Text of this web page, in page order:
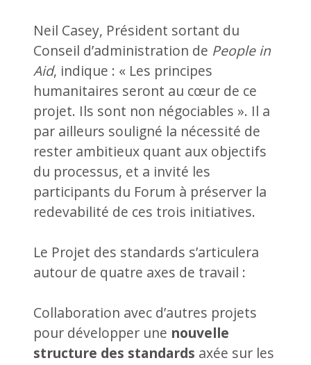
Neil Casey, Président sortant du
Conseil d’administration de People in
Aid, indique : « Les principes
humanitaires seront au cœur de ce
projet. Ils sont non négociables ». Il a
par ailleurs souligné la nécessité de
rester ambitieux quant aux objectifs
du processus, et a invité les
participants du Forum à préserver la
redevabilité de ces trois initiatives.
Le Projet des standards s’articulera
autour de quatre axes de travail :
Collaboration avec d’autres projets
pour développer une nouvelle
structure des standards axée sur les